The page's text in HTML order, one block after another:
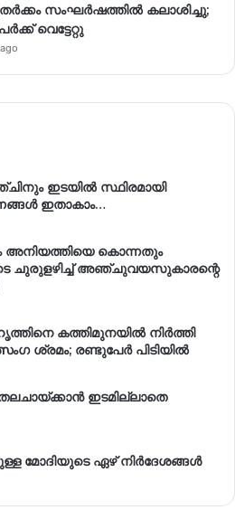
സംഘർഷത്തിൽ കലാശിച്ചു;
വെട്ടേറ്റു
ഇടയിൽ സ്ഥിരമായി
ഇതാകാം…
അനിയത്തിയെ കൊന്നതും
ചുരുളഴിച്ച് അഞ്ചുവയസുകാരന്റെ
കത്തിമുനയിൽ നിർത്തി
ശ്രമം; രണ്ടുപേർ പിടിയിൽ
ഇടമില്ലാതെ
മോദിയുടെ ഏഴ് നിര്‍ദേശങ്ങള്‍